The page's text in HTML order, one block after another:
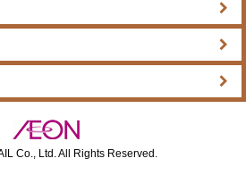
Co., Ltd. All Rights Reserved.